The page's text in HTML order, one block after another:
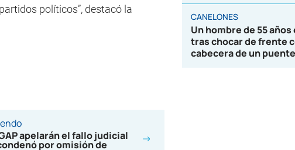
políticos”, destacó la
apelarán el fallo judicial
por omisión de
CANELONES
Un hombre de 55
tras chocar de frente
cabecera de un